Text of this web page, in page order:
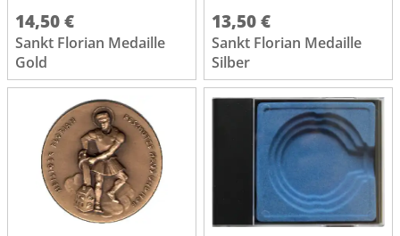
14,50 €
Sankt Florian Medaille
Gold
13,50 €
Sankt Florian Medaille
Silber